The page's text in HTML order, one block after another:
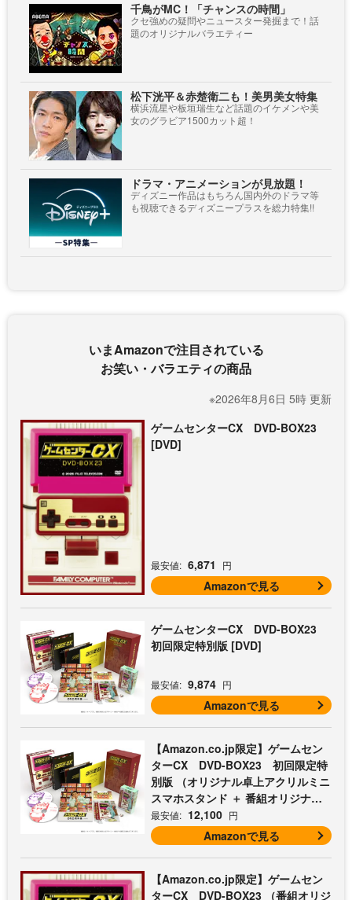
千鳥がMC！「チャンスの時間」
クセ強めの疑問やニュースター発掘まで！話
題のオリジナルバラエティー
松下洸平＆赤楚衛二も！美男美女特集
横浜流星や板垣瑞生など話題のイケメンや美
女のグラビア1500カット超！
ドラマ・アニメーションが見放題！
ディズニー作品はもちろん国内外のドラマ等
も視聴できるディズニープラスを総力特集!!
いまAmazonで注目されている
お笑い・バラエティの商品
※2026年8月6日 5時 更新
ゲームセンターCX DVD-BOX23
[DVD]
最安値: 6,871 円
Amazonで見る
ゲームセンターCX DVD-BOX23
初回限定特別版 [DVD]
最安値: 9,874 円
Amazonで見る
【Amazon.co.jp限定】ゲームセン
ターCX DVD-BOX23 初回限定特
別版 （オリジナル卓上アクリルミニ
スマホスタンド ＋ 番組オリジナル
マイクロファイバークロス（オレン
ジ） 付） [DVD]
最安値: 12,100 円
Amazonで見る
【Amazon.co.jp限定】ゲームセン
ターCX DVD-BOX23 （番組オリジ